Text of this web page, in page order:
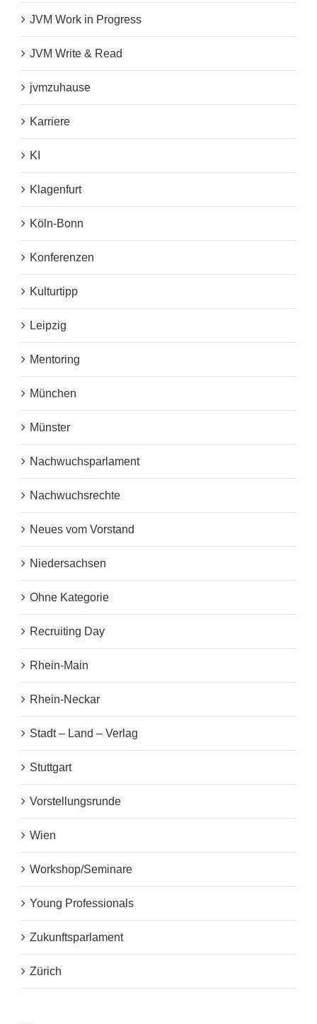
JVM Work in Progress
JVM Write & Read
jvmzuhause
Karriere
KI
Klagenfurt
Köln-Bonn
Konferenzen
Kulturtipp
Leipzig
Mentoring
München
Münster
Nachwuchsparlament
Nachwuchsrechte
Neues vom Vorstand
Niedersachsen
Ohne Kategorie
Recruiting Day
Rhein-Main
Rhein-Neckar
Stadt – Land – Verlag
Stuttgart
Vorstellungsrunde
Wien
Workshop/Seminare
Young Professionals
Zukunftsparlament
Zürich